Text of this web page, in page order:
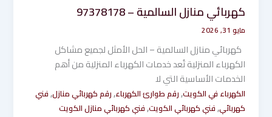
كهربائي منازل السالمية – 97378178
مايو 31, 2026
كهربائي منازل السالمية – الحل الأمثل لجميع مشاكل
الكهرباء المنزلية تُعد خدمات الكهرباء المنزلية من أهم
الخدمات الأساسية التي لا
الكهرباء في الكويت,رقم طوارئ الكهرباء,رقم كهربائي منازل,فني
كهربائي,فني كهربائي الكويت,فني كهربائي منازل الكويت